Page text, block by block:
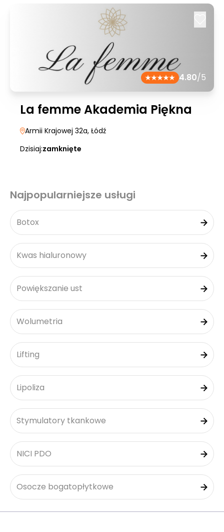
4.80/5
La femme Akademia Piękna
Armii Krajowej 32a, Łódź
Dzisiaj:zamknięte
Najpopularniejsze usługi
Botox
Kwas hialuronowy
Powiększanie ust
Wolumetria
Lifting
Lipoliza
Stymulatory tkankowe
NICI PDO
Osocze bogatopłytkowe